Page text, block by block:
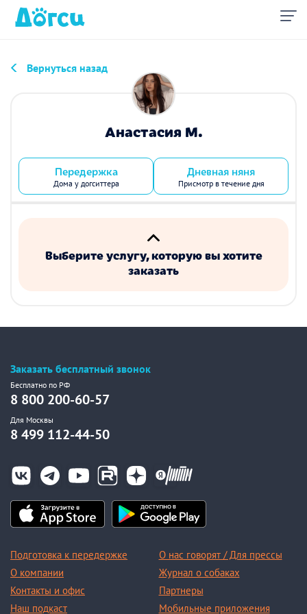
Вернуться назад
Анастасия М.
Передержка
Дома у догситтера
Дневная няня
Присмотр в течение дня
Выберите услугу, которую вы хотите
заказать
Заказать бесплатный звонок
Бесплатно по РФ
8 800 200-60-57
Для Москвы
8 499 112-44-50
Подготовка к передержке
О компании
Контакты и офис
Наш подкаст
О нас говорят / Для прессы
Журнал о собаках
Партнеры
Мобильные приложения